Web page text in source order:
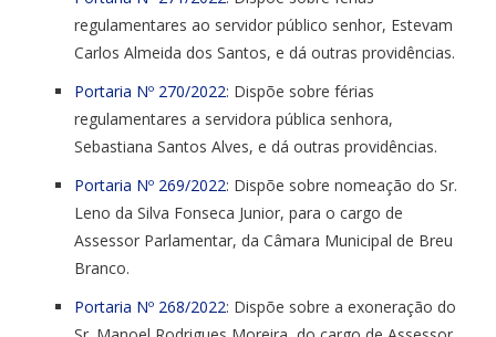
regulamentares ao servidor público senhor, Estevam
Carlos Almeida dos Santos, e dá outras providências.
Portaria Nº 270/2022: Dispõe sobre férias
regulamentares a servidora pública senhora,
Sebastiana Santos Alves, e dá outras providências.
Portaria Nº 269/2022: Dispõe sobre nomeação do Sr.
Leno da Silva Fonseca Junior, para o cargo de
Assessor Parlamentar, da Câmara Municipal de Breu
Branco.
Portaria Nº 268/2022: Dispõe sobre a exoneração do